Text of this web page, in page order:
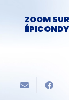
ZOOM